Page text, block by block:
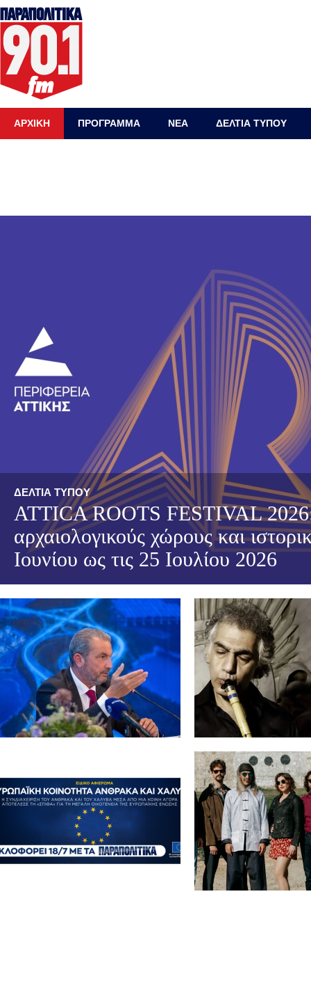
ΑΡΧΙΚΗ ΠΡΟΓΡΑΜΜΑ ΝΕΑ ΔΕΛΤΙΑ ΤΥΠΟΥ
ΔΕΛΤΙΑ ΤΥΠΟΥ
ATTICA ROOTS FESTIVAL
αρχαιολογικούς χώρους και
Ιουνίου ως τις 25 Ιουλίου 2026